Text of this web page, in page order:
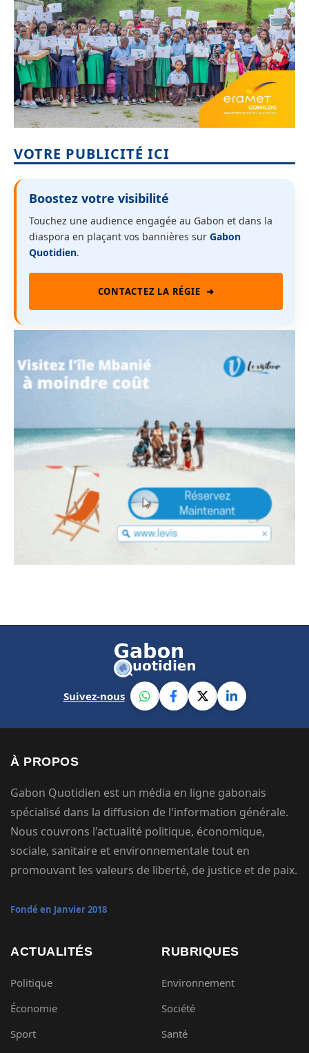
VOTRE PUBLICITÉ ICI
Boostez votre visibilité
Touchez une audience engagée au Gabon et dans la
diaspora en plaçant vos bannières sur Gabon
Quotidien.
CONTACTEZ LA RÉGIE ➜
Suivez-nous
À PROPOS
Gabon Quotidien est un média en ligne gabonais
spécialisé dans la diffusion de l'information générale.
Nous couvrons l'actualité politique, économique,
sociale, sanitaire et environnementale tout en
promouvant les valeurs de liberté, de justice et de paix.
Fondé en Janvier 2018
ACTUALITÉS
Politique
Économie
Sport
RUBRIQUES
Environnement
Société
Santé